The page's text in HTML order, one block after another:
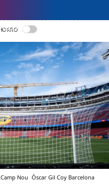
Nou Òscar Gil Coy Barcelona